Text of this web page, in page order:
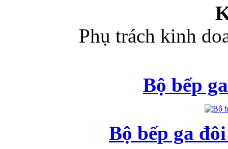
Phụ trách kinh
Bộ bếp
Bộ bếp ga